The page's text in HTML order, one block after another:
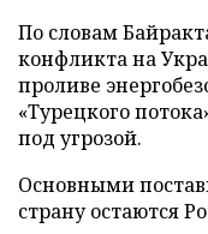
По словам
конфликта на
проливе
«Турецкого
под угрозой.
Основными
страну остаются